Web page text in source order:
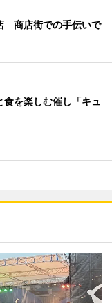
商店街での手伝いで
を楽しむ催し「キュ